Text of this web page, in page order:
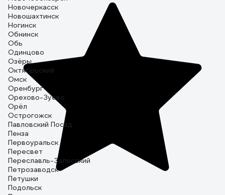
Новочеркасск
Новошахтинск
Ногинск
Обнинск
Обь
Одинцово
Озёры
Октябрьский
Омск
Оренбург
Орехово-Зуево
Орёл
Острогожск
Павловский Посад
Пенза
Первоуральск
Пересвет
Переславль-Залесский
Петрозаводск
Петушки
Подольск